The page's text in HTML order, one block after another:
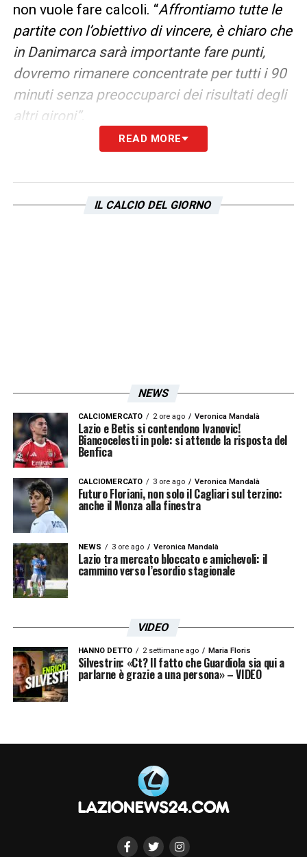
non vuole fare calcoli. “Affrontiamo tutte le
partite con l’obiettivo di vincere, è chiaro che
in Danimarca sarà importante fare punti,
dovremo rimanere concentrate per tutti i 90
minuti senza preoccuparci dei risultati degli
altri gironi”.
Reduce da un lungo infortunio che l’ha tenuta
pronta a lottare per una maglia da titolare
continuità, dovremo valutare le loro
Comunicato FIGC
LA PLAYLIST DELLE NOSTRE TOP NEWS
READ MORE
IL CALCIO DEL GIORNO
NEWS
CALCIOMERCATO 2 ore ago Veronica Mandalà
Lazio e Betis si contendono Ivanovic!
Biancocelesti in pole: si attende la risposta del
Benfica
CALCIOMERCATO 3 ore ago Veronica Mandalà
Futuro Floriani, non solo il Cagliari sul terzino:
anche il Monza alla finestra
NEWS 3 ore ago Veronica Mandalà
Lazio tra mercato bloccato e amichevoli: il
cammino verso l’esordio stagionale
VIDEO
HANNO DETTO 2 settimane ago Maria Floris
Silvestrin: «Ct? Il fatto che Guardiola sia qui a
parlarne è grazie a una persona» – VIDEO